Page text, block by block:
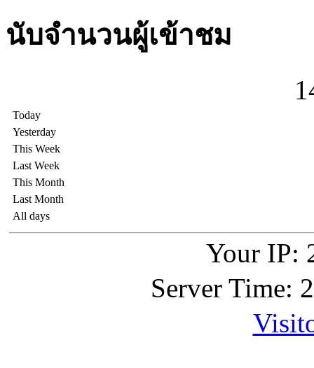
นับจำนวนผู้เข้าชม
1
Today
Yesterday
This Week
Last Week
This Month
Last Month
All days
Your IP:
Server Time: